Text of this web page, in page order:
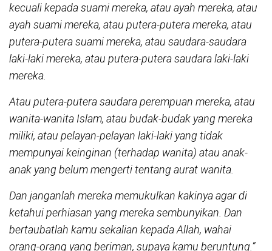
kecuali kepada suami mereka, atau ayah mereka, atau
ayah suami mereka, atau putera-putera mereka, atau
putera-putera suami mereka, atau saudara-saudara
laki-laki mereka, atau putera-putera saudara laki-laki
mereka.
Atau putera-putera saudara perempuan mereka, atau
wanita-wanita Islam, atau budak-budak yang mereka
miliki, atau pelayan-pelayan laki-laki yang tidak
mempunyai keinginan (terhadap wanita) atau anak-
anak yang belum mengerti tentang aurat wanita.
Dan janganlah mereka memukulkan kakinya agar di
ketahui perhiasan yang mereka sembunyikan. Dan
bertaubatlah kamu sekalian kepada Allah, wahai
orang-orang yang beriman, supaya kamu beruntung.”